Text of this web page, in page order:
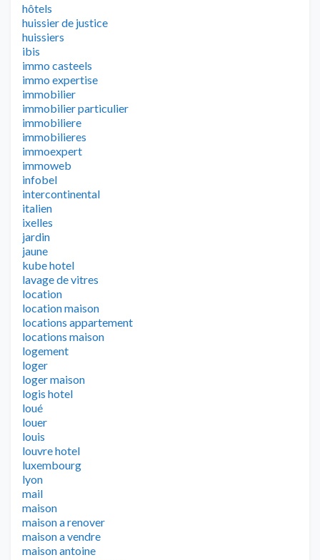
hôtels
huissier de justice
huissiers
ibis
immo casteels
immo expertise
immobilier
immobilier particulier
immobiliere
immobilieres
immoexpert
immoweb
infobel
intercontinental
italien
ixelles
jardin
jaune
kube hotel
lavage de vitres
location
location maison
locations appartement
locations maison
logement
loger
loger maison
logis hotel
loué
louer
louis
louvre hotel
luxembourg
lyon
mail
maison
maison a renover
maison a vendre
maison antoine